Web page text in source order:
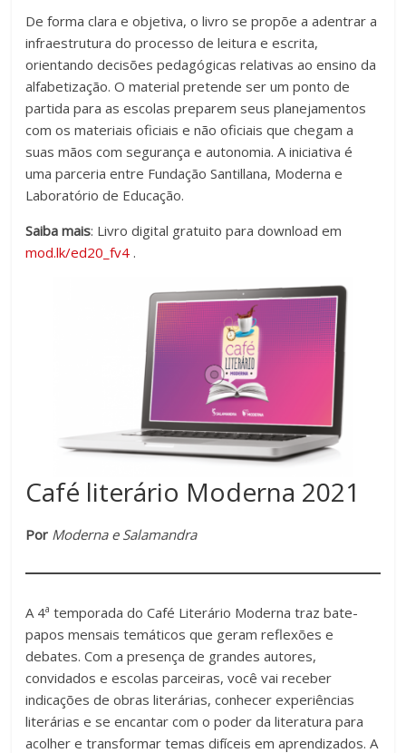
De forma clara e objetiva, o livro se propõe a adentrar a
infraestrutura do processo de leitura e escrita,
orientando decisões pedagógicas relativas ao ensino da
alfabetização. O material pretende ser um ponto de
partida para as escolas preparem seus planejamentos
com os materiais oficiais e não oficiais que chegam a
suas mãos com segurança e autonomia. A iniciativa é
uma parceria entre Fundação Santillana, Moderna e
Laboratório de Educação.
Saiba mais: Livro digital gratuito para download em
mod.lk/ed20_fv4 .
Café literário Moderna 2021
Por Moderna e Salamandra
A 4a temporada do Café Literário Moderna traz bate-
papos mensais temáticos que geram reflexões e
debates. Com a presença de grandes autores,
convidados e escolas parceiras, você vai receber
indicações de obras literárias, conhecer experiências
literárias e se encantar com o poder da literatura para
acolher e transformar temas difíceis em aprendizados. A